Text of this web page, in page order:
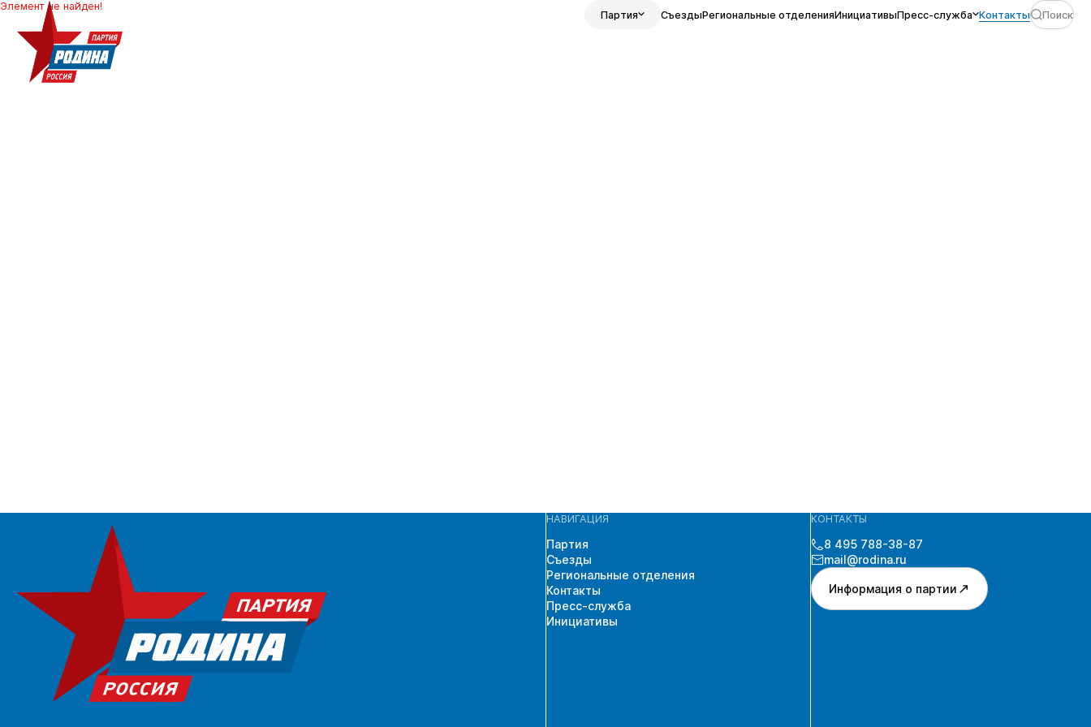
Партия СъездыРегиональные отделенияИнициативыПресс-служба Контакты Поиск
Элемент не найден!
НАВИГАЦИЯ
Партия
Съезды
Региональные отделения
Контакты
Пресс-служба
Инициативы
КОНТАКТЫ
8 495 788-38-87
mail@rodina.ru
Информация о партии